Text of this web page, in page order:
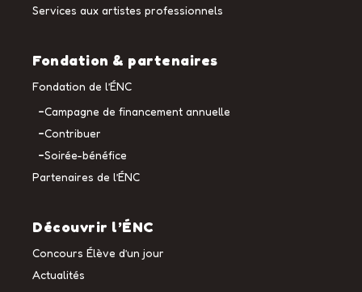
Services aux artistes professionnels
Fondation & partenaires
Fondation de l’ÉNC
Campagne de financement annuelle
Contribuer
Soirée-bénéfice
Partenaires de l’ÉNC
Découvrir l’ÉNC
Concours Élève d’un jour
Actualités